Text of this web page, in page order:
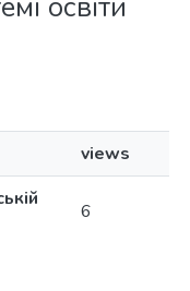
views
6